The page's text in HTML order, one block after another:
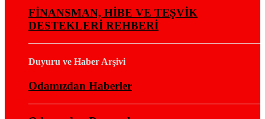
FİNANSMAN, HİBE VE TEŞVİK
DESTEKLERİ REHBERİ
Duyuru ve Haber Arşivi
Odamızdan Haberler